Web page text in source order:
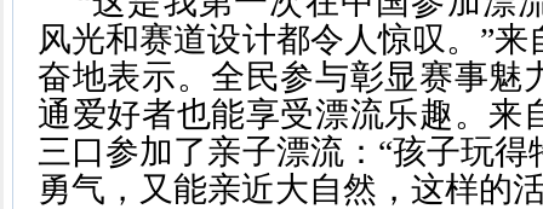
风光和赛道设计都令人惊叹。”
奋地表示。全民参与彰显赛事魅
通爱好者也能享受漂流乐趣。来
三口参加了亲子漂流：“孩子玩
勇气，又能亲近大自然，这样的